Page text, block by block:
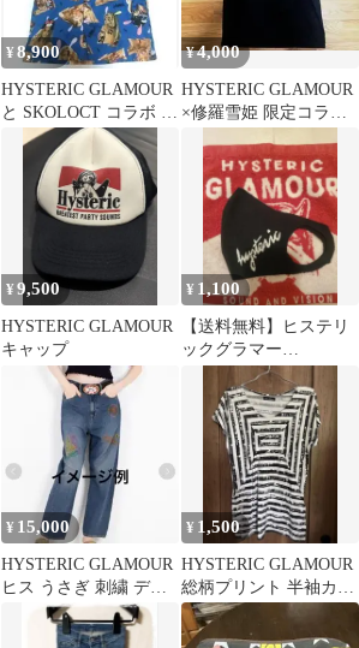
¥ 8,900
HYSTERIC GLAMOUR
と SKOLOCT コラボ 総
柄アロハシャツ
¥4,000
HYSTERIC GLAMOUR
×修羅雪姫 限定コラボT
¥9,500
HYSTERIC GLAMOUR
キャップ
¥ 1,100
【送料無料】ヒステリ
ックグラマー
HYSTERIC GLAMOUR
マスク Ｍ
¥ 15,000
HYSTERIC GLAMOUR
ヒス うさぎ 刺繍 デニ
ム 28inch
¥ 1,500
HYSTERIC GLAMOUR
総柄プリント 半袖カッ
トソー